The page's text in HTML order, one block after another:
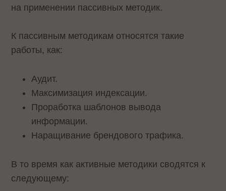
на применении пассивных методик.
К пассивным методикам относятся такие
работы, как:
Аудит.
Максимизация индексации.
Проработка шаблонов вывода
информации.
Наращивание брендового трафика.
В то время как активные методики сводятся к
следующему: